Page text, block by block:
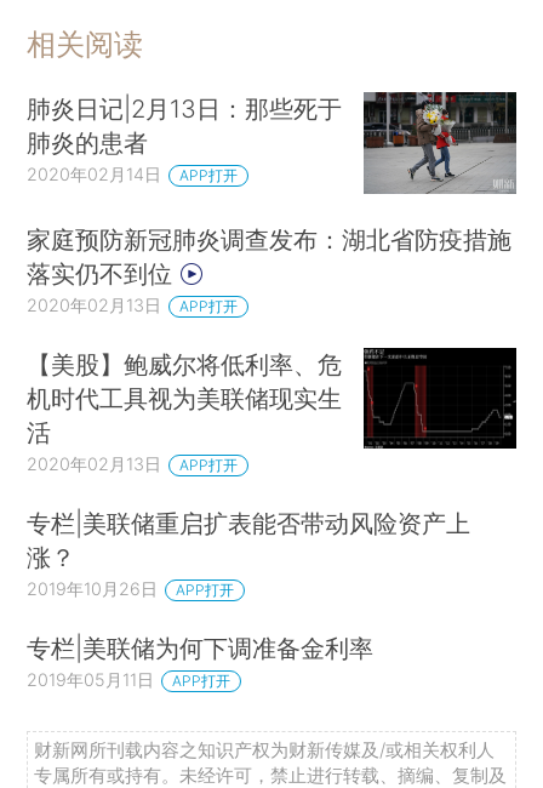
相关阅读
肺炎日记|2月13日：那些死于
肺炎的患者
2020年02月14日 APP打开
家庭预防新冠肺炎调查发布：湖北省防疫措施
落实仍不到位
2020年02月13日 APP打开
【美股】鲍威尔将低利率、危
机时代工具视为美联储现实生
活
2020年02月13日 APP打开
专栏|美联储重启扩表能否带动风险资产上
涨？
2019年10月26日 APP打开
专栏|美联储为何下调准备金利率
2019年05月11日 APP打开
财新网所刊载内容之知识产权为财新传媒及/或相关权利人
专属所有或持有。未经许可，禁止进行转载、摘编、复制及